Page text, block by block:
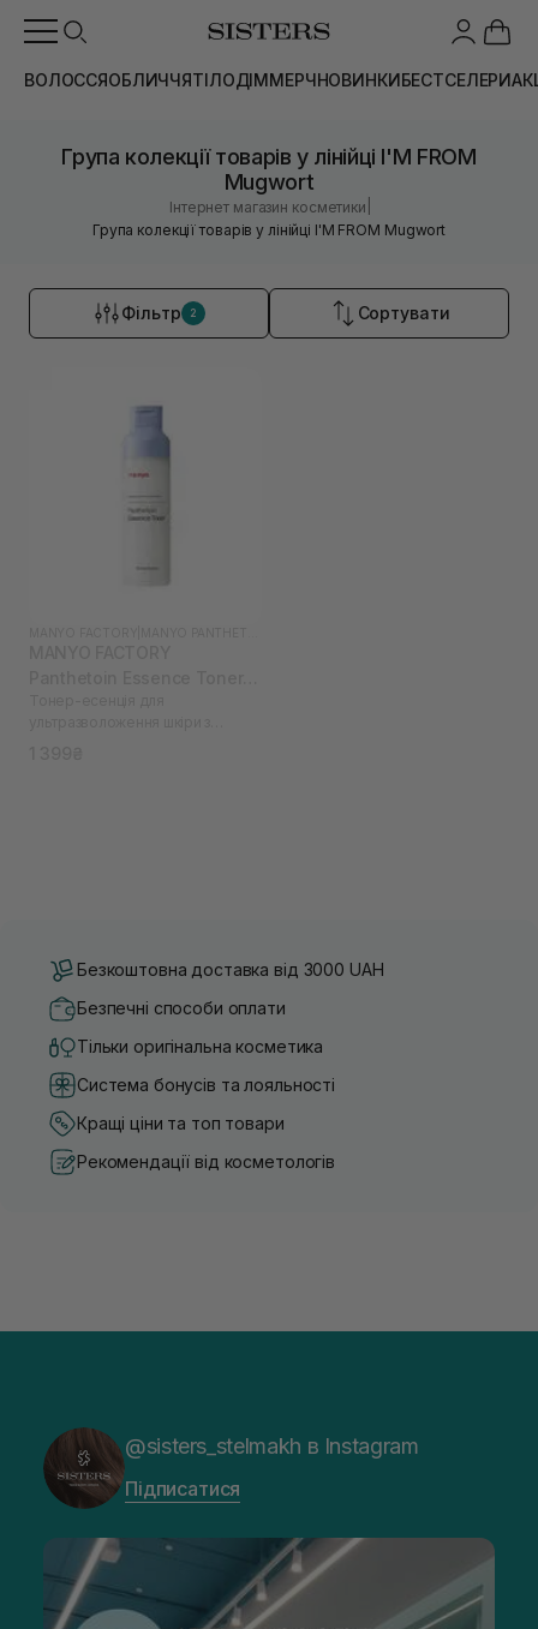
ВОЛОССЯОБЛИЧЧЯТІЛОДІММЕРЧНОВИНКИБЕСТСЕЛЕРИ
Група колекції товарів у лінійці I'M FROM
Mugwort
Інтернет магазин косметики
Група колекції товарів у лінійці I'M FROM Mugwort
Фільтр 2 Сортувати
Безкоштовна доставка від 3000 UAH
Безпечні способи оплати
Тільки оригінальна косметика
Система бонусів та лояльності
Кращі ціни та топ товари
Рекомендації від косметологів
@sisters_stelmakh в Instagram
Підписатися